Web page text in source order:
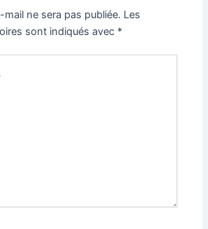
ne sera pas publiée. Les
sont indiqués avec *